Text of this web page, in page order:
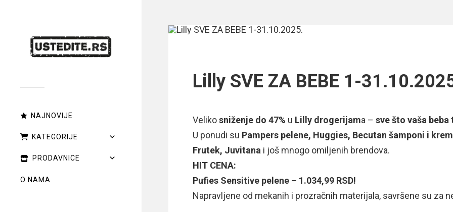
NAJNOVIJE
KATEGORIJE
PRODAVNICE
O NAMA
Lilly SVE ZA BEBE 1-
Velikosniženje do 47% u Lilly drogerijama –sve što vaša beba
U ponudi su Pampers pelene, Huggies, Becutan šamponi i
Frutek, Juvitana i još mnogo omiljenih brendova.
HIT CENA:
Pufies Sensitive pelene – 1.034,99 RSD!
Napravljene od mekanih i prozračnih materijala, savršene su za